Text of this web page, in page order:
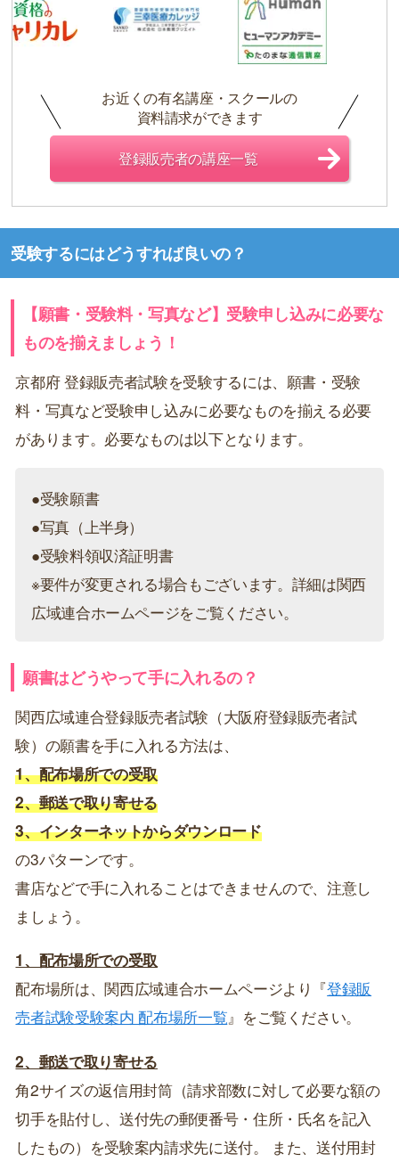
お近くの有名講座・スクールの
資料請求ができます
登録販売者の講座一覧
受験するにはどうすれば良いの？
【願書・受験料・写真など】受験申し込みに必要な
ものを揃えましょう！
京都府 登録販売者試験を受験するには、願書・受験
料・写真など受験申し込みに必要なものを揃える必要
があります。必要なものは以下となります。
●受験願書
●写真（上半身）
●受験料領収済証明書
※要件が変更される場合もございます。詳細は関西
広域連合ホームページをご覧ください。
願書はどうやって手に入れるの？
関西広域連合登録販売者試験（大阪府登録販売者試
験）の願書を手に入れる方法は、
1、配布場所での受取
2、郵送で取り寄せる
3、インターネットからダウンロード
の3パターンです。
書店などで手に入れることはできませんので、注意し
ましょう。
1、配布場所での受取
配布場所は、関西広域連合ホームページより『登録販
売者試験受験案内 配布場所一覧』をご覧ください。
2、郵送で取り寄せる
角2サイズの返信用封筒（請求部数に対して必要な額の
切手を貼付し、送付先の郵便番号・住所・氏名を記入
したもの）を受験案内請求先に送付。 また、送付用封